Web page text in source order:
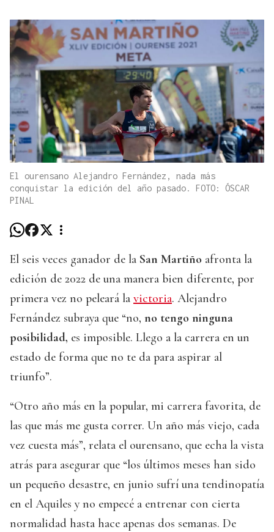
El ourensano Alejandro Fernández, nada más
conquistar la edición del año pasado. FOTO: ÓSCAR
PINAL
El seis veces ganador de la San Martiño afronta la
edición de 2022 de una manera bien diferente, por
primera vez no peleará la victoria. Alejandro
Fernández subraya que “no, no tengo ninguna
posibilidad, es imposible. Llego a la carrera en un
estado de forma que no te da para aspirar al
triunfo”.
“Otro año más en la popular, mi carrera favorita, de
las que más me gusta correr. Un año más viejo, cada
vez cuesta más”, relata el ourensano, que echa la vista
atrás para asegurar que “los últimos meses han sido
un pequeño desastre, en junio sufrí una tendinopatía
en el Aquiles y no empecé a entrenar con cierta
normalidad hasta hace apenas dos semanas. De